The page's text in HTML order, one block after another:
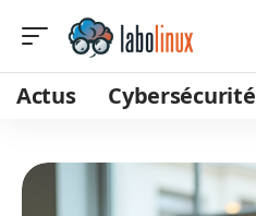
Actus Cybersécurité